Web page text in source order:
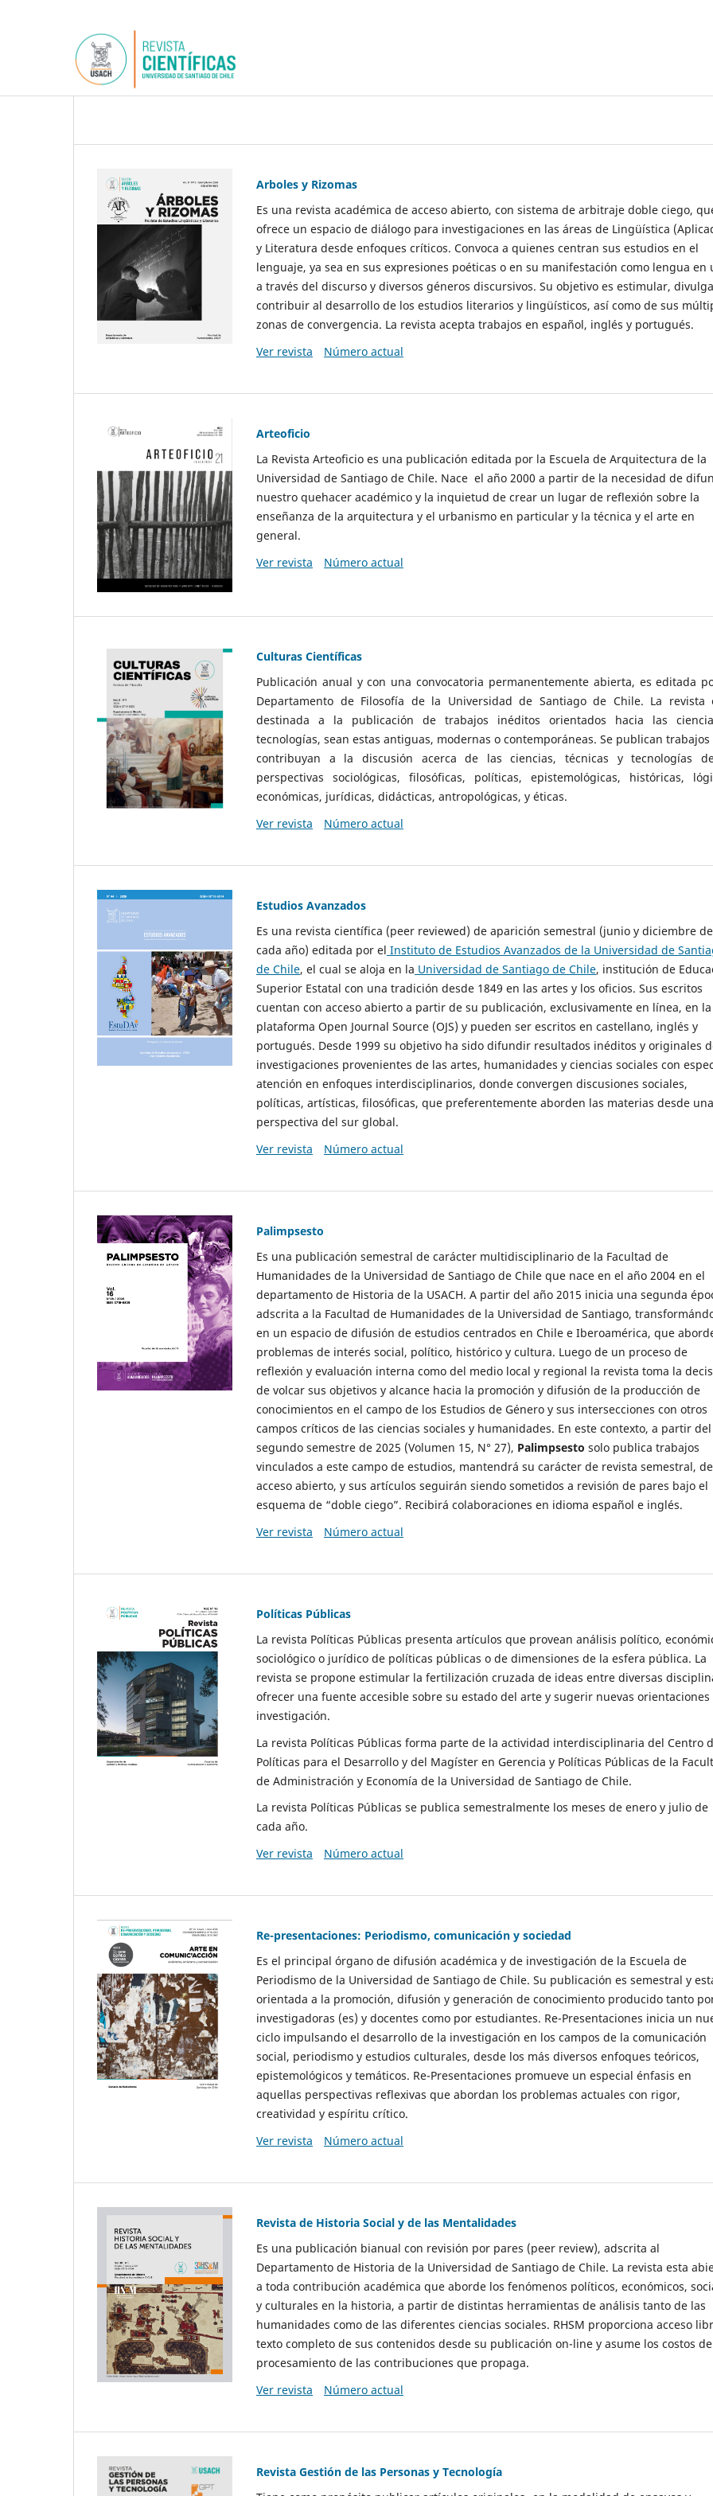
Arboles y Rizomas
Es una revista académica de acceso abierto, con sistema de arbitraje doble ciego,
ofrece un espacio de diálogo para investigaciones en las áreas de Lingüística
y Literatura desde enfoques críticos. Convoca a quienes centran sus estudios en el
lenguaje, ya sea en sus expresiones poéticas o en su manifestación como lengua en
a través del discurso y diversos géneros discursivos. Su objetivo es estimular,
contribuir al desarrollo de los estudios literarios y lingüísticos, así como de sus
zonas de convergencia. La revista acepta trabajos en español, inglés y portugués.
Ver revista
Número actual
Arteoficio
La Revista Arteoficio es una publicación editada por la Escuela de Arquitectura de la
Universidad de Santiago de Chile. Nace el año 2000 a partir de la necesidad de
nuestro quehacer académico y la inquietud de crear un lugar de reflexión sobre la
enseñanza de la arquitectura y el urbanismo en particular y la técnica y el arte en
general.
Ver revista
Número actual
Culturas Científicas
Publicación anual y con una convocatoria permanentemente abierta, es editada
Departamento de Filosofía de la Universidad de Santiago de Chile. La revista
destinada a la publicación de trabajos inéditos orientados hacia las
tecnologías, sean estas antiguas, modernas o contemporáneas. Se publican
contribuyan a la discusión acerca de las ciencias, técnicas y tecnologías
perspectivas sociológicas, filosóficas, políticas, epistemológicas, históricas,
económicas, jurídicas, didácticas, antropológicas, y éticas.
Ver revista
Número actual
Estudios Avanzados
Es una revista científica (peer reviewed) de aparición semestral (junio y diciembre de
cada año) editada por el Instituto de Estudios Avanzados de la Universidad de
de Chile, el cual se aloja en la Universidad de Santiago de Chile, institución de
Superior Estatal con una tradición desde 1849 en las artes y los oficios. Sus escritos
cuentan con acceso abierto a partir de su publicación, exclusivamente en línea, en la
plataforma Open Journal Source (OJS) y pueden ser escritos en castellano, inglés y
portugués. Desde 1999 su objetivo ha sido difundir resultados inéditos y originales
investigaciones provenientes de las artes, humanidades y ciencias sociales con
atención en enfoques interdisciplinarios, donde convergen discusiones sociales,
políticas, artísticas, filosóficas, que preferentemente aborden las materias desde una
perspectiva del sur global.
Ver revista
Número actual
Palimpsesto
Es una publicación semestral de carácter multidisciplinario de la Facultad de
Humanidades de la Universidad de Santiago de Chile que nace en el año 2004 en el
departamento de Historia de la USACH. A partir del año 2015 inicia una segunda
adscrita a la Facultad de Humanidades de la Universidad de Santiago,
en un espacio de difusión de estudios centrados en Chile e Iberoamérica, que
problemas de interés social, político, histórico y cultura. Luego de un proceso de
reflexión y evaluación interna como del medio local y regional la revista toma la
de volcar sus objetivos y alcance hacia la promoción y difusión de la producción de
conocimientos en el campo de los Estudios de Género y sus intersecciones con otros
campos críticos de las ciencias sociales y humanidades. En este contexto, a partir del
segundo semestre de 2025 (Volumen 15, N° 27), Palimpsesto solo publica trabajos
vinculados a este campo de estudios, mantendrá su carácter de revista semestral, de
acceso abierto, y sus artículos seguirán siendo sometidos a revisión de pares bajo el
esquema de “doble ciego”. Recibirá colaboraciones en idioma español e inglés.
Ver revista
Número actual
Políticas Públicas
La revista Políticas Públicas presenta artículos que provean análisis político,
sociológico o jurídico de políticas públicas o de dimensiones de la esfera pública. La
revista se propone estimular la fertilización cruzada de ideas entre diversas
ofrecer una fuente accesible sobre su estado del arte y sugerir nuevas orientaciones
investigación.
La revista Políticas Públicas forma parte de la actividad interdisciplinaria del Centro
Políticas para el Desarrollo y del Magíster en Gerencia y Políticas Públicas de la
de Administración y Economía de la Universidad de Santiago de Chile.
La revista Políticas Públicas se publica semestralmente los meses de enero y julio de
cada año.
Ver revista
Número actual
Re-presentaciones: Periodismo, comunicación y sociedad
Es el principal órgano de difusión académica y de investigación de la Escuela de
Periodismo de la Universidad de Santiago de Chile. Su publicación es semestral y
orientada a la promoción, difusión y generación de conocimiento producido tanto
investigadoras (es) y docentes como por estudiantes. Re-Presentaciones inicia un
ciclo impulsando el desarrollo de la investigación en los campos de la comunicación
social, periodismo y estudios culturales, desde los más diversos enfoques teóricos,
epistemológicos y temáticos. Re-Presentaciones promueve un especial énfasis en
aquellas perspectivas reflexivas que abordan los problemas actuales con rigor,
creatividad y espíritu crítico.
Ver revista
Número actual
Revista de Historia Social y de las Mentalidades
Es una publicación bianual con revisión por pares (peer review), adscrita al
Departamento de Historia de la Universidad de Santiago de Chile. La revista esta
a toda contribución académica que aborde los fenómenos políticos, económicos,
y culturales en la historia, a partir de distintas herramientas de análisis tanto de las
humanidades como de las diferentes ciencias sociales. RHSM proporciona acceso
texto completo de sus contenidos desde su publicación on-line y asume los costos de
procesamiento de las contribuciones que propaga.
Ver revista
Número actual
Revista Gestión de las Personas y Tecnología